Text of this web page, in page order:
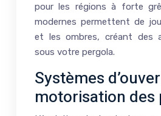
pour les régions à forte
modernes permettent de
et les ombres, créant des
sous votre pergola.
Systèmes
motorisation des